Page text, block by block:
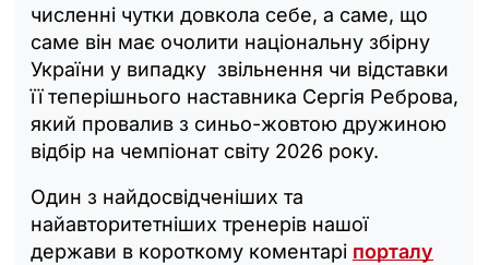
численні чутки довкола себе, а саме, що
саме він має очолити національну збірну
України у випадку звільнення чи відставки
її теперішнього наставника Сергія Реброва,
який провалив з синьо-жовтою дружиною
відбір на чемпіонат світу 2026 року.
Один з найдосвідченіших та
найавторитетніших тренерів нашої
держави в короткому коментарі порталу